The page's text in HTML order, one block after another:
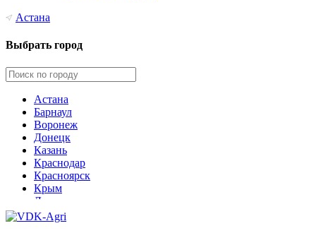
Астана
Выбрать город
Астана
Барнаул
Воронеж
Донецк
Казань
Краснодар
Красноярск
Крым
Луганск
Москва
Нижний Новгород